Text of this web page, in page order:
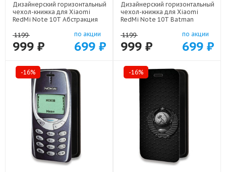
Дизайнерский горизонтальный
чехол-книжка для Xiaomi
RedMi Note 10T Абстракция
1199
999 ₽
по акции
699 ₽
Дизайнерский горизонтальный
чехол-книжка для Xiaomi
RedMi Note 10T Batman
1199
999 ₽
по акции
699 ₽
-16% -16%